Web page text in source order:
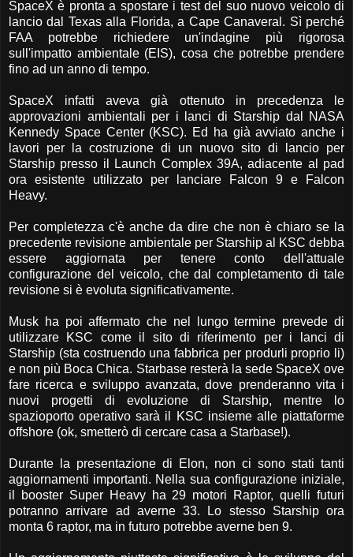
SpaceX è pronta a spostare i test del suo nuovo veicolo di
lancio dal Texas alla Florida, a Cape Canaveral. Sì perché
FAA potrebbe richiedere un'indagine più rigorosa
sull'impatto ambientale (EIS), cosa che potrebbe prendere
fino ad un anno di tempo.
SpaceX infatti aveva già ottenuto in precedenza le
approvazioni ambientali per i lanci di Starship dal NASA
Kennedy Space Center (KSC). Ed ha già avviato anche i
lavori per la costruzione di un nuovo sito di lancio per
Starship presso il Launch Complex 39A, adiacente al pad
ora esistente utilizzato per lanciare Falcon 9 e Falcon
Heavy.
Per completezza c'è anche da dire che non è chiaro se la
precedente revisione ambientale per Starship al KSC debba
essere aggiornata per tenere conto dell'attuale
configurazione del veicolo, che dal completamento di tale
revisione si è evoluta significativamente.
Musk ha poi affermato che nel lungo termine prevede di
utilizzare KSC come il sito di riferimento per i lanci di
Starship (sta costruendo una fabbrica per produrli proprio li)
e non più Boca Chica. Starbase resterà la sede SpaceX ove
fare ricerca e sviluppo avanzata, dove prenderanno vita i
nuovi progetti di evoluzione di Starship, mentre lo
spazioporto operativo sarà il KSC insieme alle piattaforme
offshore (ok, smetterò di cercare casa a Starbase!).
Durante la presentazione di Elon, non ci sono stati tanti
aggiornamenti importanti. Nella sua configurazione iniziale,
il booster Super Heavy ha 29 motori Raptor, quelli futuri
potranno arrivare ad averne 33. Lo stesso Starship ora
monta 6 raptor, ma in futuro potrebbe averne ben 9.